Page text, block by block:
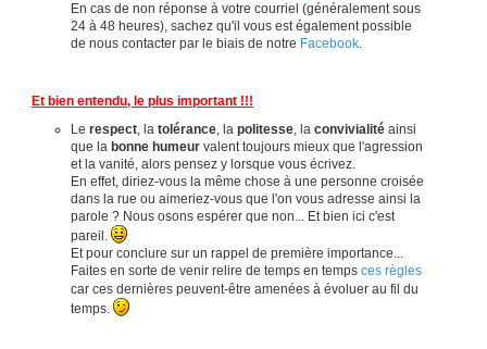
En cas de non réponse à votre courriel (généralement sous
24 à 48 heures), sachez qu'il vous est également possible
de nous contacter par le biais de notre Facebook.
Et bien entendu, le plus important !!!
Le respect , la tolérance , la politesse , la convivialité ainsi
que la bonne humeur valent toujours mieux que l'agression
et la vanité, alors pensez y lorsque vous écrivez.
En effet, diriez-vous la même chose à une personne croisée
dans la rue ou aimeriez-vous que l'on vous adresse ainsi la
parole ? Nous osons espérer que non... Et bien ici c'est
pareil.
Et pour conclure sur un rappel de première importance...
Faites en sorte de venir relire de temps en temps ces règles
car ces dernières peuvent-être amenées à évoluer au fil du
temps.